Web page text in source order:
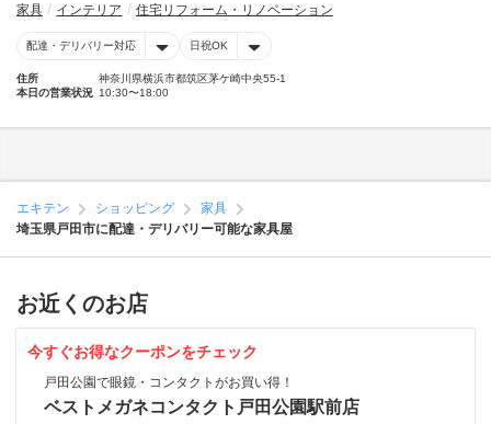
家具 インテリア 住宅リフォーム・リノベーション
配達・デリバリー対応 日祝OK
住所
神奈川県横浜市都筑区茅ケ崎中央55-1
本日の営業状況 10:30〜18:00
エキテン ショッピング
家具
埼玉県戸田市に配達・デリバリー可能な家具屋
お近くのお店
今すぐお得なクーポンをチェック
戸田公園で眼鏡・コンタクトがお買い得！
ベストメガネコンタクト戸田公園駅前店